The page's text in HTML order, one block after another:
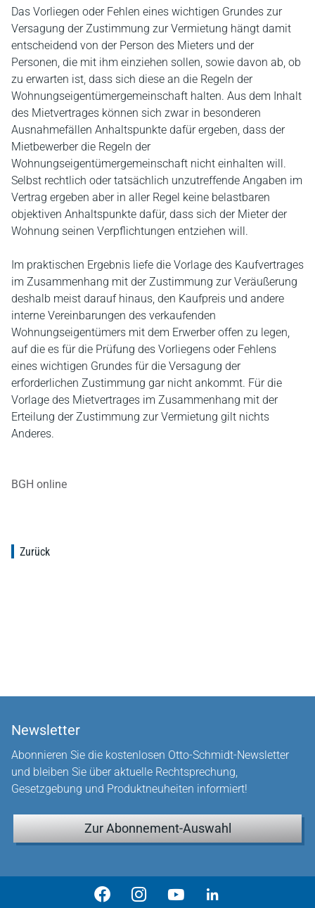
Das Vorliegen oder Fehlen eines wichtigen Grundes zur
Versagung der Zustimmung zur Vermietung hängt damit
entscheidend von der Person des Mieters und der
Personen, die mit ihm einziehen sollen, sowie davon ab, ob
zu erwarten ist, dass sich diese an die Regeln der
Wohnungseigentümergemeinschaft halten. Aus dem Inhalt
des Mietvertrages können sich zwar in besonderen
Ausnahmefällen Anhaltspunkte dafür ergeben, dass der
Mietbewerber die Regeln der
Wohnungseigentümergemeinschaft nicht einhalten will.
Selbst rechtlich oder tatsächlich unzutreffende Angaben im
Vertrag ergeben aber in aller Regel keine belastbaren
objektiven Anhaltspunkte dafür, dass sich der Mieter der
Wohnung seinen Verpflichtungen entziehen will.
Im praktischen Ergebnis liefe die Vorlage des Kaufvertrages
im Zusammenhang mit der Zustimmung zur Veräußerung
deshalb meist darauf hinaus, den Kaufpreis und andere
interne Vereinbarungen des verkaufenden
Wohnungseigentümers mit dem Erwerber offen zu legen,
auf die es für die Prüfung des Vorliegens oder Fehlens
eines wichtigen Grundes für die Versagung der
erforderlichen Zustimmung gar nicht ankommt. Für die
Vorlage des Mietvertrages im Zusammenhang mit der
Erteilung der Zustimmung zur Vermietung gilt nichts
Anderes.
BGH online
Zurück
Newsletter
Abonnieren Sie die kostenlosen Otto-Schmidt-Newsletter
und bleiben Sie über aktuelle Rechtsprechung,
Gesetzgebung und Produktneuheiten informiert!
Zur Abonnement-Auswahl